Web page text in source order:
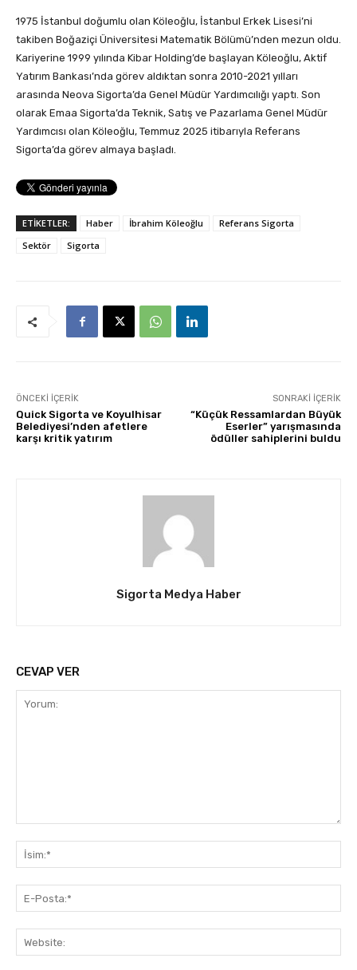
1975 İstanbul doğumlu olan Köleoğlu, İstanbul Erkek Lisesi’ni
takiben Boğaziçi Üniversitesi Matematik Bölümü’nden mezun oldu.
Kariyerine 1999 yılında Kibar Holding’de başlayan Köleoğlu, Aktif
Yatırım Bankası’nda görev aldıktan sonra 2010-2021 yılları
arasında Neova Sigorta’da Genel Müdür Yardımcılığı yaptı. Son
olarak Emaa Sigorta’da Teknik, Satış ve Pazarlama Genel Müdür
Yardımcısı olan Köleoğlu, Temmuz 2025 itibarıyla Referans
Sigorta’da görev almaya başladı.
ETİKETLER: Haber İbrahim Köleoğlu
Referans Sigorta
Sektör
Sigorta
ÖNCEKI İÇERIK
Quick Sigorta ve Koyulhisar
Belediyesi’nden afetlere
karşı kritik yatırım
SONRAKI İÇERIK
“Küçük Ressamlardan Büyük
Eserler” yarışmasında
ödüller sahiplerini buldu
Sigorta Medya Haber
CEVAP VER